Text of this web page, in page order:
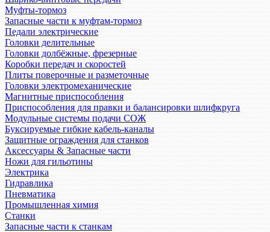
Муфты-тормоз
Запасные части к муфтам-тормоз
Педали электрические
Головки делительные
Головки долбёжные, фрезерные
Коробки передач и скоростей
Плиты поверочные и разметочные
Головки электромеханические
Магнитные приспособления
Приспособления для правки и балансировки шлифкруга
Модульные системы подачи СОЖ
Буксируемые гибкие кабель-каналы
Защитные ограждения для станков
Аксессуары & Запасные части
Ножи для гильотины
Электрика
Гидравлика
Пневматика
Промышленная химия
Станки
Запасные части к станкам